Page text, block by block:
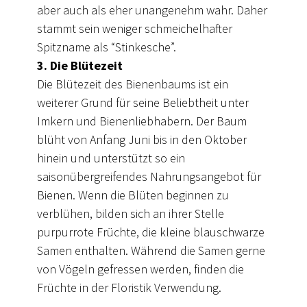
aber auch als eher unangenehm wahr. Daher
stammt sein weniger schmeichelhafter
Spitzname als “Stinkesche”.
3. Die Blütezeit
Die Blütezeit des Bienenbaums ist ein
weiterer Grund für seine Beliebtheit unter
Imkern und Bienenliebhabern. Der Baum
blüht von Anfang Juni bis in den Oktober
hinein und unterstützt so ein
saisonübergreifendes Nahrungsangebot für
Bienen. Wenn die Blüten beginnen zu
verblühen, bilden sich an ihrer Stelle
purpurrote Früchte, die kleine blauschwarze
Samen enthalten. Während die Samen gerne
von Vögeln gefressen werden, finden die
Früchte in der Floristik Verwendung.